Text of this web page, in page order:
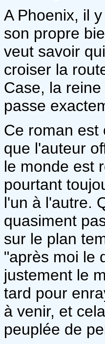
A Phoenix, il
son propre
veut savoir
croiser la
Case, la
passe
Ce roman est
que l'auteur
le monde est
pourtant
l'un à l'autre.
quasiment
sur le plan
"après moi le
justement le
tard pour
à venir, et
peuplée de